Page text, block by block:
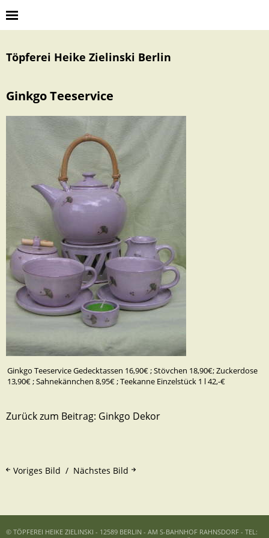
Töpferei Heike Zielinski Berlin
Ginkgo Teeservice
Ginkgo Teeservice Gedecktassen 16,90€ ; Stövchen 18,90€; Zuckerdose
13,90€ ; Sahnekännchen 8,95€ ; Teekanne Einzelstück 1 l 42,-€
Zurück zum Beitrag: Ginkgo Dekor
Voriges Bild Nächstes Bild
© TÖPFEREI HEIKE ZIELINSKI - 12589 BERLIN - AM S-BAHNHOF RAHNSDORF - TEL: